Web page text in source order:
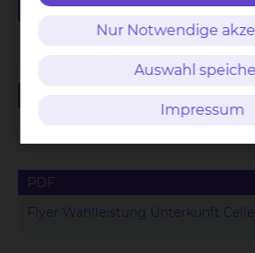
PDF
Saisonales Menü für
PDF
Flyer Wahlleistung Unterkunft
Nur Notwendige
Auswahl
Impressum